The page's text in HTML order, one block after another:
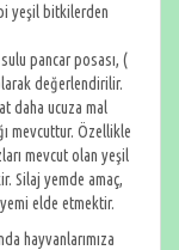
yeşil bitkilerden
sulu pancar posası, (
değerlendirilir.
daha ucuza mal
mevcuttur. Özellikle
mevcut olan yeşil
Silaj yemde amaç,
elde etmektir.
hayvanlarımıza